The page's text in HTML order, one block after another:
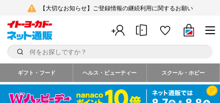
【大切なお知らせ】ご登録情報の継続利用に関するお願い
ギフト・フード ヘルス・ビューティー スクール・ホビー